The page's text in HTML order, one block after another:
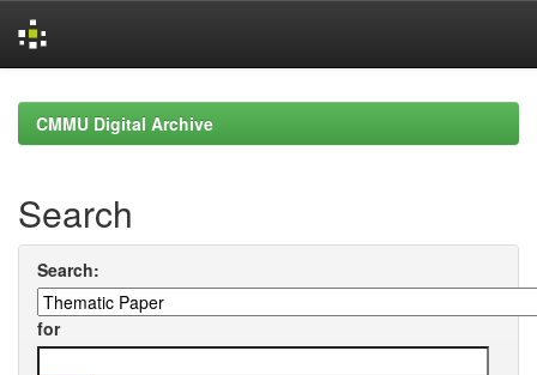
navigationCMMU Digital Archive
Search
Search:
for